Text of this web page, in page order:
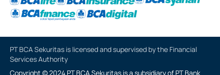
PT BCA Sekuritas is licensed and supervised by the Financial
Services Authority
Copyright © 2024 PT BCA Sekuritas is a subsidiary of PT Bank